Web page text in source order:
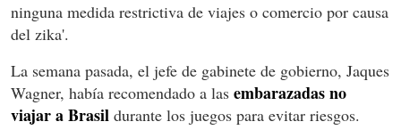
ninguna medida restrictiva de viajes o comercio por causa
del zika'.
La semana pasada, el jefe de gabinete de gobierno, Jaques
Wagner, había recomendado a las embarazadas no
viajar a Brasil durante los juegos para evitar riesgos.